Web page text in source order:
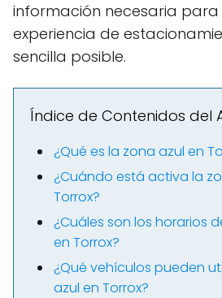
información necesaria para
experiencia de
sencilla posible.
Índice de Contenidos del
¿Qué es la zona azul en
¿Cuándo está activa la
Torrox?
¿Cuáles son los horarios
en Torrox?
¿Qué vehículos pueden
azul en Torrox?